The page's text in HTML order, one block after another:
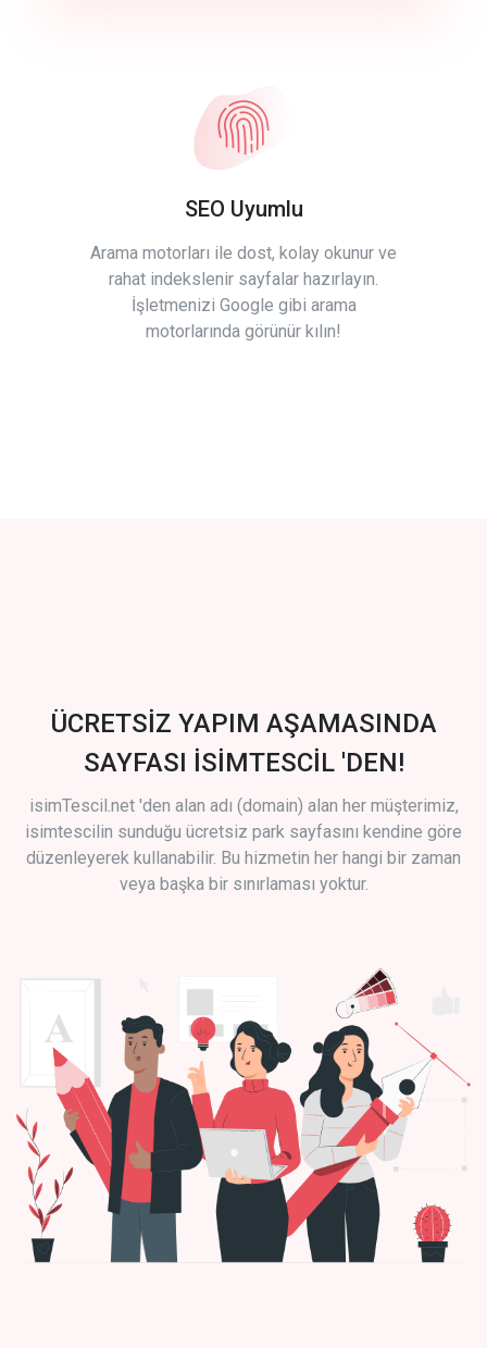
SEO Uyumlu
Arama motorları ile dost, kolay okunur ve
rahat indekslenir sayfalar hazırlayın.
İşletmenizi Google gibi arama
motorlarında görünür kılın!
ÜCRETSİZ YAPIM AŞAMASINDA
SAYFASI İSİMTESCİL 'DEN!
isimTescil.net 'den alan adı (domain) alan her müşterimiz,
isimtescilin sunduğu ücretsiz park sayfasını kendine göre
düzenleyerek kullanabilir. Bu hizmetin her hangi bir zaman
veya başka bir sınırlaması yoktur.